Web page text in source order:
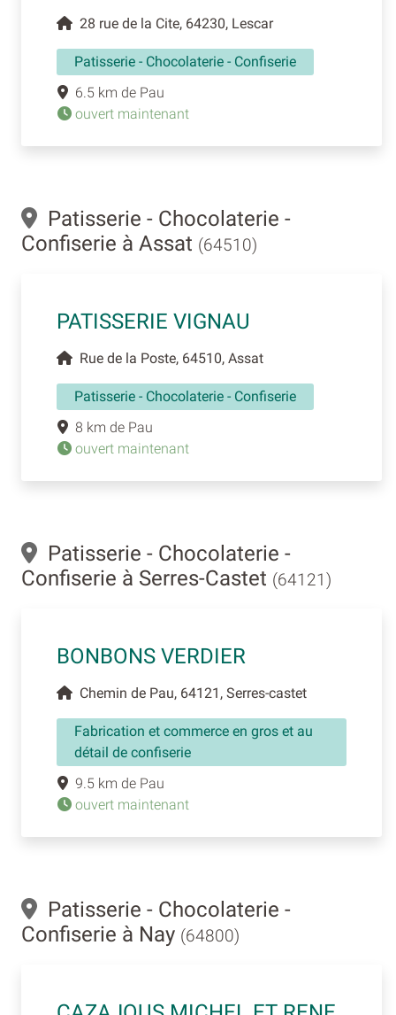
28 rue de la Cite, 64230, Lescar
Patisserie - Chocolaterie - Confiserie
6.5 km de Pau
ouvert maintenant
Patisserie - Chocolaterie -
Confiserie à Assat (64510)
PATISSERIE VIGNAU
Rue de la Poste, 64510, Assat
Patisserie - Chocolaterie - Confiserie
8 km de Pau
ouvert maintenant
Patisserie - Chocolaterie -
Confiserie à Serres-Castet (64121)
BONBONS VERDIER
Chemin de Pau, 64121, Serres-castet
Fabrication et commerce en gros et au
détail de confiserie
9.5 km de Pau
ouvert maintenant
Patisserie - Chocolaterie -
Confiserie à Nay (64800)